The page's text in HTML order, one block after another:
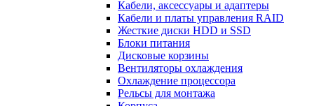
Кабели, аксессуары и адаптеры
Кабели и платы управления RAID
Жесткие диски HDD и SSD
Блоки питания
Дисковые корзины
Вентиляторы охлаждения
Охлаждение процессора
Рельсы для монтажа